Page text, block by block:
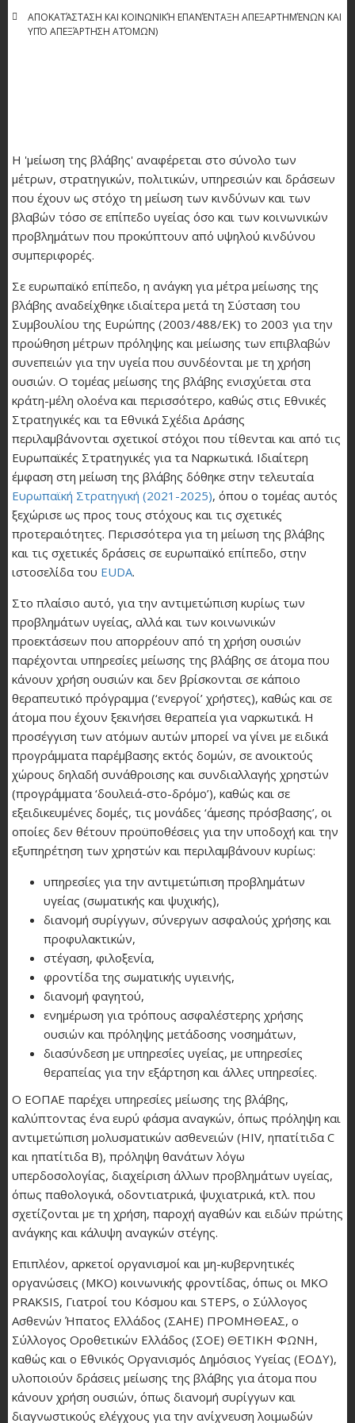
ΑΠΟΚΑΤΆΣΤΑΣΗ ΚΑΙ ΚΟΙΝΩΝΙΚΉ ΕΠΑΝΈΝΤΑΞΗ ΑΠΕΞΑΡΤΗΜΈΝΩΝ ΚΑΙ
ΥΠΌ ΑΠΕΞΆΡΤΗΣΗ ΑΤΌΜΩΝ)
Η 'μείωση της βλάβης' αναφέρεται στο σύνολο των
μέτρων, στρατηγικών, πολιτικών, υπηρεσιών και δράσεων
που έχουν ως στόχο τη μείωση των κινδύνων και των
βλαβών τόσο σε επίπεδο υγείας όσο και των κοινωνικών
προβλημάτων που προκύπτουν από υψηλού κινδύνου
συμπεριφορές.
Σε ευρωπαϊκό επίπεδο, η ανάγκη για μέτρα μείωσης της
βλάβης αναδείχθηκε ιδιαίτερα μετά τη Σύσταση του
Συμβουλίου της Ευρώπης (2003/488/ΕΚ) το 2003 για την
προώθηση μέτρων πρόληψης και μείωσης των επιβλαβών
συνεπειών για την υγεία που συνδέονται με τη χρήση
ουσιών. Ο τομέας μείωσης της βλάβης ενισχύεται στα
κράτη-μέλη ολοένα και περισσότερο, καθώς στις Εθνικές
Στρατηγικές και τα Εθνικά Σχέδια Δράσης
περιλαμβάνονται σχετικοί στόχοι που τίθενται και από τις
Ευρωπαϊκές Στρατηγικές για τα Ναρκωτικά. Ιδιαίτερη
έμφαση στη μείωση της βλάβης δόθηκε στην τελευταία
Ευρωπαϊκή Στρατηγική (2021-2025), όπου ο τομέας αυτός
ξεχώρισε ως προς τους στόχους και τις σχετικές
προτεραιότητες. Περισσότερα για τη μείωση της βλάβης
και τις σχετικές δράσεις σε ευρωπαϊκό επίπεδο, στην
ιστοσελίδα του EUDA.
Στο πλαίσιο αυτό, για την αντιμετώπιση κυρίως των
προβλημάτων υγείας, αλλά και των κοινωνικών
προεκτάσεων που απορρέουν από τη χρήση ουσιών
παρέχονται υπηρεσίες μείωσης της βλάβης σε άτομα που
κάνουν χρήση ουσιών και δεν βρίσκονται σε κάποιο
θεραπευτικό πρόγραμμα (‘ενεργοί’ χρήστες), καθώς και σε
άτομα που έχουν ξεκινήσει θεραπεία για ναρκωτικά. Η
προσέγγιση των ατόμων αυτών μπορεί να γίνει με ειδικά
προγράμματα παρέμβασης εκτός δομών, σε ανοικτούς
χώρους δηλαδή συνάθροισης και συνδιαλλαγής χρηστών
(προγράμματα ‘δουλειά-στο-δρόμο’), καθώς και σε
εξειδικευμένες δομές, τις μονάδες ‘άμεσης πρόσβασης’, οι
οποίες δεν θέτουν προϋποθέσεις για την υποδοχή και την
εξυπηρέτηση των χρηστών και περιλαμβάνουν κυρίως:
υπηρεσίες για την αντιμετώπιση προβλημάτων
υγείας (σωματικής και ψυχικής),
διανομή συρίγγων, σύνεργων ασφαλούς χρήσης και
προφυλακτικών,
στέγαση, φιλοξενία,
φροντίδα της σωματικής υγιεινής,
διανομή φαγητού,
ενημέρωση για τρόπους ασφαλέστερης χρήσης
ουσιών και πρόληψης μετάδοσης νοσημάτων,
διασύνδεση με υπηρεσίες υγείας, με υπηρεσίες
θεραπείας για την εξάρτηση και άλλες υπηρεσίες.
O ΕΟΠΑΕ παρέχει υπηρεσίες μείωσης της βλάβης,
καλύπτοντας ένα ευρύ φάσμα αναγκών, όπως πρόληψη και
αντιμετώπιση μολυσματικών ασθενειών (HIV, ηπατίτιδα C
και ηπατίτιδα Β), πρόληψη θανάτων λόγω
υπερδοσολογίας, διαχείριση άλλων προβλημάτων υγείας,
όπως παθολογικά, οδοντιατρικά, ψυχιατρικά, κτλ. που
σχετίζονται με τη χρήση, παροχή αγαθών και ειδών πρώτης
ανάγκης και κάλυψη αναγκών στέγης.
Επιπλέον, αρκετοί οργανισμοί και μη-κυβερνητικές
οργανώσεις (ΜΚΟ) κοινωνικής φροντίδας, όπως οι ΜΚΟ
PRAKSIS, Γιατροί του Κόσμου και STEPS, ο Σύλλογος
Ασθενών Ήπατος Ελλάδος (ΣΑΗΕ) ΠΡΟΜΗΘΕΑΣ, ο
Σύλλογος Οροθετικών Ελλάδος (ΣΟΕ) ΘΕΤΙΚΗ ΦΩΝΗ,
καθώς και ο Εθνικός Οργανισμός Δημόσιος Υγείας (ΕΟΔΥ),
υλοποιούν δράσεις μείωσης της βλάβης για άτομα που
κάνουν χρήση ουσιών, όπως διανομή συρίγγων και
διαγνωστικούς ελέγχους για την ανίχνευση λοιμωδών